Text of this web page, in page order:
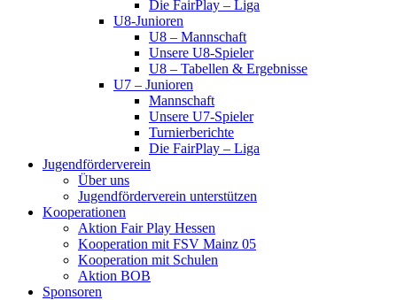
Die FairPlay – Liga
U8-Junioren
U8 – Mannschaft
Unsere U8-Spieler
U8 – Tabellen & Ergebnisse
U7 – Junioren
Mannschaft
Unsere U7-Spieler
Turnierberichte
Die FairPlay – Liga
Jugendförderverein
Über uns
Jugendförderverein unterstützen
Kooperationen
Aktion Fair Play Hessen
Kooperation mit FSV Mainz 05
Kooperation mit Schulen
Aktion BOB
Sponsoren